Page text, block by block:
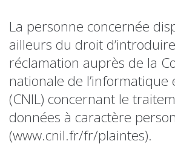
La personne concernée
ailleurs du droit
réclamation auprès de la
nationale de l’informatique
(CNIL) concernant le
données à caractère
(www.cnil.fr/fr/plaintes).